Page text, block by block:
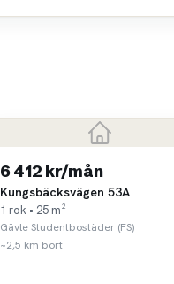
6 412 kr/mån
Kungsbäcksvägen 53A
1 rok • 25 m²
Gävle Studentbostäder (FS)
~2,5 km bort